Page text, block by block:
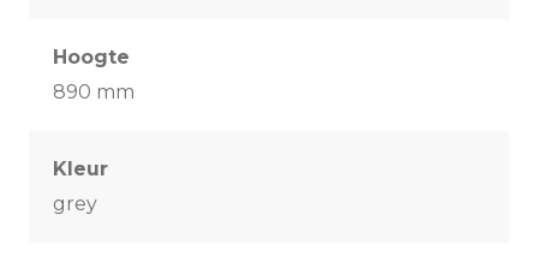
Hoogte
890 mm
Kleur
grey